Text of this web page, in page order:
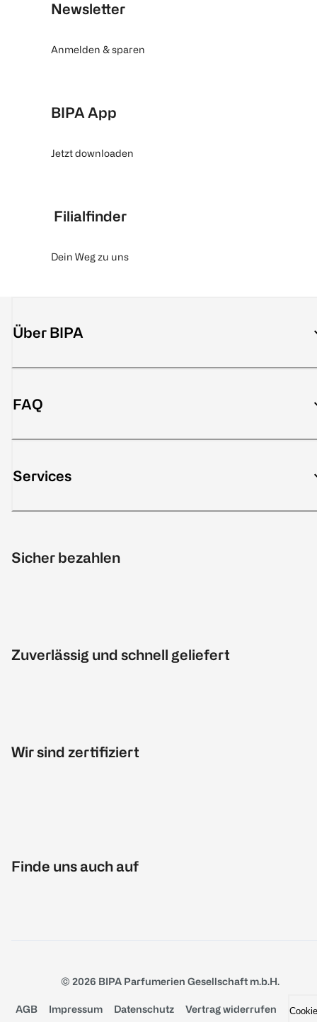
Newsletter
Anmelden & sparen
BIPA App
Jetzt downloaden
Filialfinder
Dein Weg zu uns
Über BIPA
FAQ
Services
Sicher bezahlen
Zuverlässig und schnell geliefert
Wir sind zertifiziert
Finde uns auch auf
© 2026 BIPA Parfumerien Gesellschaft m.b.H.
AGB Impressum Datenschutz Vertrag widerrufen